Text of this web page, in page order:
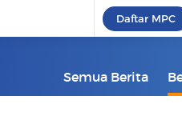
Daftar MPC
Semua Berita